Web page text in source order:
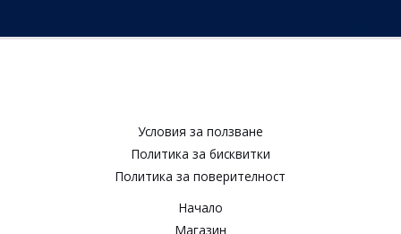
Условия за ползване​
Политика за бисквитки​
Политика за поверителност​
Начало
Магазин